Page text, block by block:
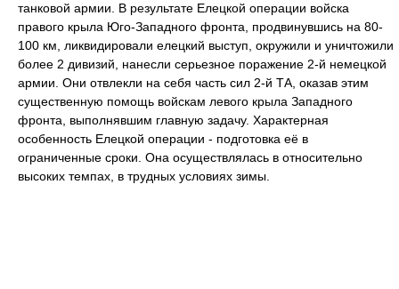
танковой армии. В результате Елецкой операции войска
правого крыла Юго-Западного фронта, продвинувшись на 80-
100 км, ликвидировали елецкий выступ, окружили и уничтожили
более 2 дивизий, нанесли серьезное поражение 2-й немецкой
армии. Они отвлекли на себя часть сил 2-й ТА, оказав этим
существенную помощь войскам левого крыла Западного
фронта, выполнявшим главную задачу. Характерная
особенность Елецкой операции - подготовка её в
ограниченные сроки. Она осуществлялась в относительно
высоких темпах, в трудных условиях зимы.